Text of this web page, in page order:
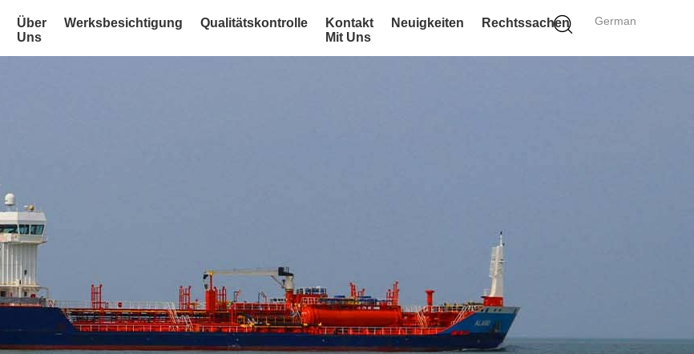
German
Über
Uns
Werksbesichtigung Qualitätskontrolle
Kontakt
Mit Uns
Neuigkeiten Rechtssachen